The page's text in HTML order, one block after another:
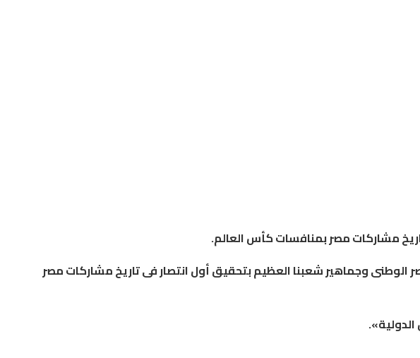
مشاركاتمصربمنافساتكأسالعالم.
الوطنىوجماهيرشعبناالعظيمبتحقيقأولانتصارفىتاريخمشاركاتمصر
الدولية».